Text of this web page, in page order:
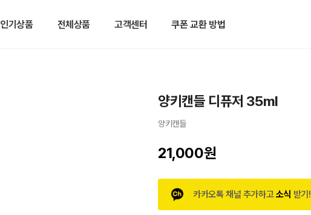
인기상품 전체상품 고객센터 쿠폰 교환 방법
양키캔들 디퓨저 35ml
양키캔들
21,000원
카카오톡 채널 추가하고소식 받기!